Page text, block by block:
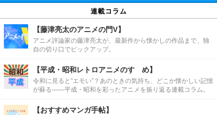
連載コラム
【藤津亮太のアニメの門V】
アニメ評論家の藤津亮太が、最新作から懐かしの作品まで、独
自の切り口でピックアップ。
【平成・昭和レトロアニメのすゝめ】
令和に見ると“エモい”？あのときの気持ち、どこか懐かしい記憶
が蘇る――平成・昭和を彩ったアニメを振り返る連載コラム。
【おすすめマンガ手帖】